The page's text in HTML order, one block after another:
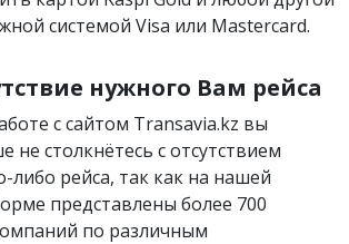
системой Visa или Mastercard.
нужного Вам рейса
с сайтом Transavia.kz вы
не столкнётесь с отсутствием
либо рейса, так как на нашей
представлены более 700
по различным